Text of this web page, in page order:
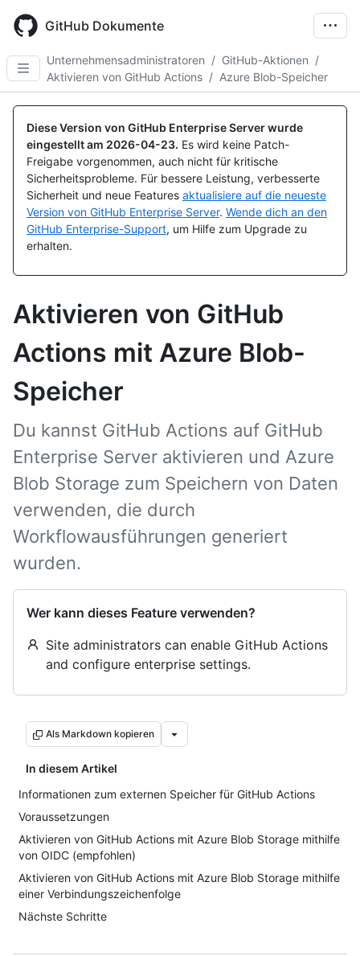
main
content
GitHub Dokumente
Unternehmensadministratoren / GitHub-Aktionen /
Aktivieren von GitHub Actions / Azure Blob-Speicher
Diese Version von GitHub Enterprise Server wurde
eingestellt am 2026-04-23. Es wird keine Patch-
Freigabe vorgenommen, auch nicht für kritische
Sicherheitsprobleme. Für bessere Leistung, verbesserte
Sicherheit und neue Features aktualisiere auf die neueste
Version von GitHub Enterprise Server. Wende dich an den
GitHub Enterprise-Support, um Hilfe zum Upgrade zu
erhalten.
Aktivieren von GitHub
Actions mit Azure Blob-
Speicher
Du kannst GitHub Actions auf GitHub
Enterprise Server aktivieren und Azure
Blob Storage zum Speichern von Daten
verwenden, die durch
Workflowausführungen generiert
wurden.
Wer kann dieses Feature verwenden?
Site administrators can enable GitHub Actions
and configure enterprise settings.
Als Markdown kopieren
In diesem Artikel
Informationen zum externen Speicher für GitHub Actions
Voraussetzungen
Aktivieren von GitHub Actions mit Azure Blob Storage mithilfe
von OIDC (empfohlen)
Aktivieren von GitHub Actions mit Azure Blob Storage mithilfe
einer Verbindungszeichenfolge
Nächste Schritte